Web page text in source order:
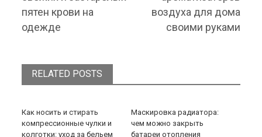
пятен крови на
одежде
воздуха для дома
своими руками
RELATED POSTS
Как носить и стирать
компрессионные чулки и
колготки: уход за бельем
Маскировка радиатора:
чем можно закрыть
батареи отопления